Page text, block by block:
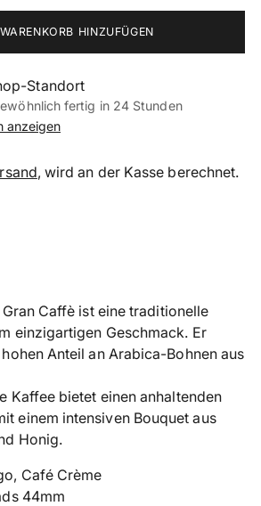
HINZUFÜGEN
Standort
fertig in 24 Stunden
anzeigen
, wird an der Kasse berechnet.
Caffè ist eine traditionelle
einzigartigen Geschmack. Er
Anteil an Arabica-Bohnen aus
Kaffee bietet einen anhaltenden
einem intensiven Bouquet aus
Honig.
Café Crème
44mm